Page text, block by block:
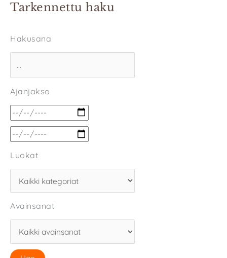
Tarkennettu haku
Hakusana
Ajanjakso
Luokat
Avainsanat